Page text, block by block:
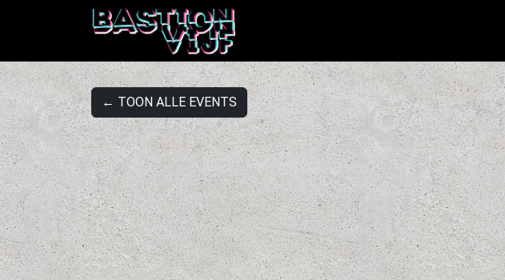
← TOON ALLE EVENTS